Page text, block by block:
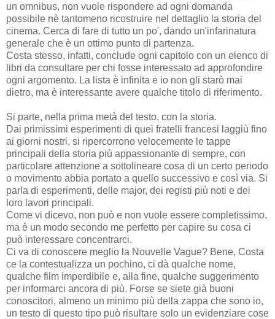
un omnibus, non vuole rispondere ad ogni domanda
possibile nè tantomeno ricostruire nel dettaglio la storia del
cinema. Cerca di fare di tutto un po', dando un'infarinatura
generale che è un ottimo punto di partenza.
Costa stesso, infatti, conclude ogni capitolo con un elenco di
libri da consultare per chi fosse interessato ad approfondire
ogni argomento. La lista è infinita e io non gli starò mai
dietro, ma è interessante avere qualche titolo di riferimento.
Si parte, nella prima metà del testo, con la storia.
Dai primissimi esperimenti di quei fratelli francesi laggiù fino
ai giorni nostri, si ripercorrono velocemente le tappe
principali della storia più appassionante di sempre, con
particolare attenzione a sottolineare cosa di un certo periodo
o movimento abbia portato a quello successivo e così via. Si
parla di esperimenti, delle major, dei registi più noti e dei
loro lavori principali.
Come vi dicevo, non può e non vuole essere completissimo,
ma è un modo secondo me perfetto per capire su cosa ci
può interessare concentrarci.
Ci va di conoscere meglio la Nouvelle Vague? Bene, Costa
ce la contestualizza un pochino, ci dà qualche nome,
qualche film imperdibile e, alla fine, qualche suggerimento
per informarci ancora di più. Forse se siete già buoni
conoscitori, almeno un minimo più della zappa che sono io,
un testo di questo tipo può risultare solo un evidenziare cose